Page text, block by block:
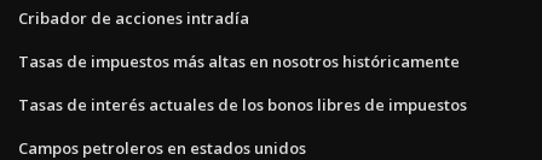
Cribador de acciones intradía
Tasas de impuestos más altas en nosotros históricamente
Tasas de interés actuales de los bonos libres de impuestos
Campos petroleros en estados unidos